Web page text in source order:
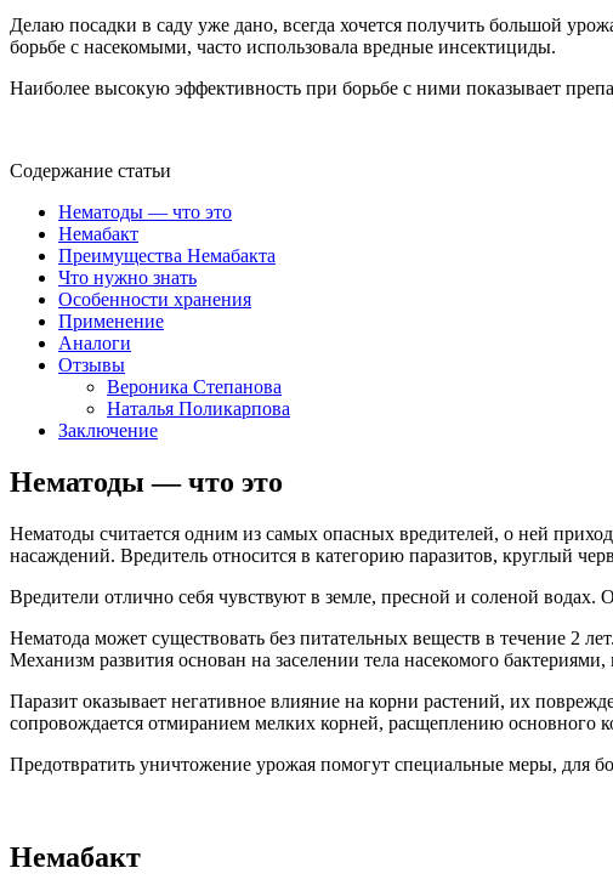
Делаю посадки в саду уже дано, всегда хочется получить большой
борьбе с насекомыми, часто использовала вредные инсектициды.
Наиболее высокую эффективность при борьбе с ними показывает
Содержание статьи
Нематоды — что это
Немабакт
Преимущества Немабакта
Что нужно знать
Особенности хранения
Применение
Аналоги
Отзывы
Вероника Степанова
Наталья Поликарпова
Заключение
Нематоды — что это
Нематоды считается одним из самых опасных вредителей, о ней
насаждений. Вредитель относится в категорию паразитов, круглый
Вредители отлично себя чувствуют в земле, пресной и соленой водах.
Нематода может существовать без питательных веществ в течение 2
Механизм развития основан на заселении тела насекомого
Паразит оказывает негативное влияние на корни растений, их
сопровождается отмиранием мелких корней, расщеплению основного
Предотвратить уничтожение урожая помогут специальные меры, для
Немабакт